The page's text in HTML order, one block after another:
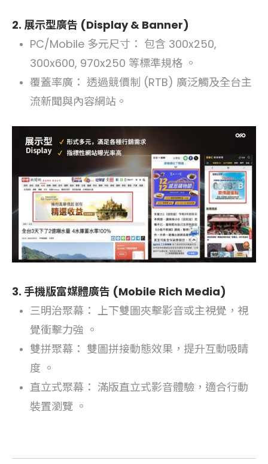
2. 展示型廣告 (Display & Banner)
PC/Mobile 多元尺寸： 包含 300x250,
300x600, 970x250 等標準規格 。
覆蓋率廣： 透過競價制 (RTB) 廣泛觸及全台主
流新聞與內容網站。
3. 手機版富媒體廣告 (Mobile Rich Media)
三明治聚幕： 上下雙圖夾擊影音或主視覺，視
覺衝擊力強 。
雙拼聚幕： 雙圖拼接動態效果，提升互動吸睛
度 。
直立式聚幕： 滿版直立式影音體驗，適合行動
裝置瀏覽 。